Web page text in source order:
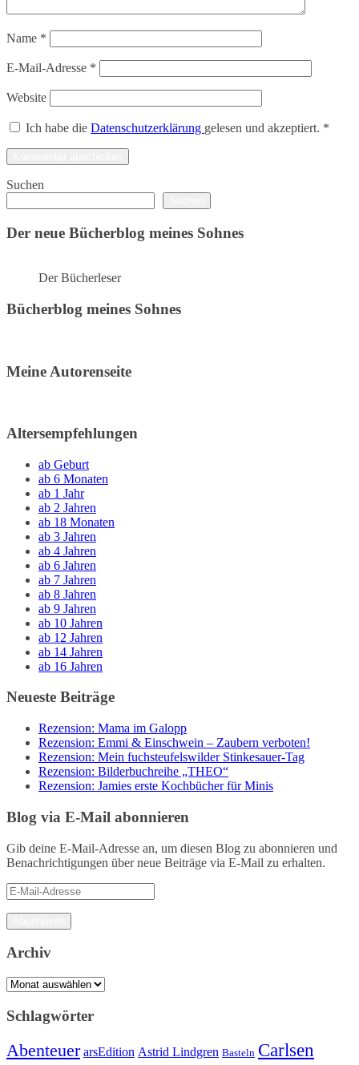
Name *
E-Mail-Adresse *
Website
Ich habe die Datenschutzerklärung gelesen und akzeptiert. *
Suchen
Der neue Bücherblog meines Sohnes
Der Bücherleser
Bücherblog meines Sohnes
Meine Autorenseite
Altersempfehlungen
ab Geburt
ab 6 Monaten
ab 1 Jahr
ab 2 Jahren
ab 18 Monaten
ab 3 Jahren
ab 4 Jahren
ab 6 Jahren
ab 7 Jahren
ab 8 Jahren
ab 9 Jahren
ab 10 Jahren
ab 12 Jahren
ab 14 Jahren
ab 16 Jahren
Neueste Beiträge
Rezension: Mama im Galopp
Rezension: Emmi & Einschwein – Zaubern verboten!
Rezension: Mein fuchsteufelswilder Stinkesauer-Tag
Rezension: Bilderbuchreihe „THEO“
Rezension: Jamies erste Kochbücher für Minis
Blog via E-Mail abonnieren
Gib deine E-Mail-Adresse an, um diesen Blog zu abonnieren und
Benachrichtigungen über neue Beiträge via E-Mail zu erhalten.
E-
Mail-
Adresse
Archiv
Archiv
Schlagwörter
Abenteuer arsEdition Astrid Lindgren Basteln Carlsen